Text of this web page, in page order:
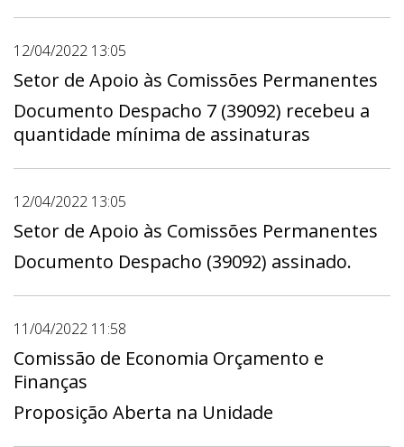
12/04/2022 13:05
Setor de Apoio às Comissões Permanentes
Documento Despacho 7 (39092) recebeu a
quantidade mínima de assinaturas
12/04/2022 13:05
Setor de Apoio às Comissões Permanentes
Documento Despacho (39092) assinado.
11/04/2022 11:58
Comissão de Economia Orçamento e
Finanças
Proposição Aberta na Unidade